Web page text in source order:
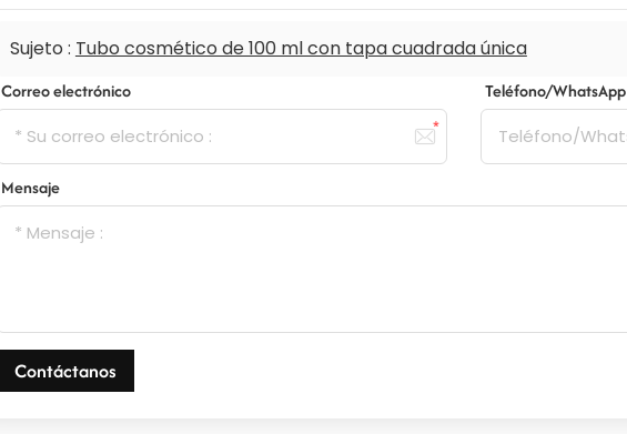
Sujeto : Tubo cosmético de 100 ml con tapa cuadrada única
Correo electrónico Teléfono/WhatsApp
Mensaje
Contáctanos